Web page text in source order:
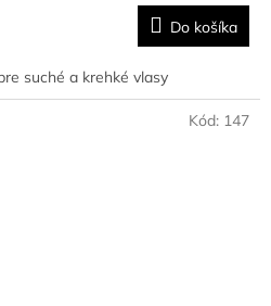
Do košíka
suché a krehké vlasy
Kód: 147